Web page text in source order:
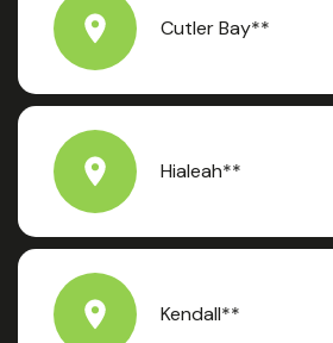
Cutler Bay**
Hialeah**
Kendall**